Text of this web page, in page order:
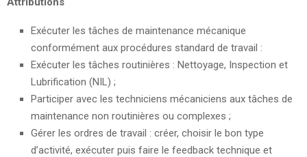
Exécuter les tâches de maintenance mécanique
conformément aux procédures standard de travail :
Exécuter les tâches routinières : Nettoyage, Inspection et
Lubrification (NIL) ;
Participer avec les techniciens mécaniciens aux tâches de
maintenance non routinières ou complexes ;
Gérer les ordres de travail : créer, choisir le bon type
d’activité, exécuter puis faire le feedback technique et